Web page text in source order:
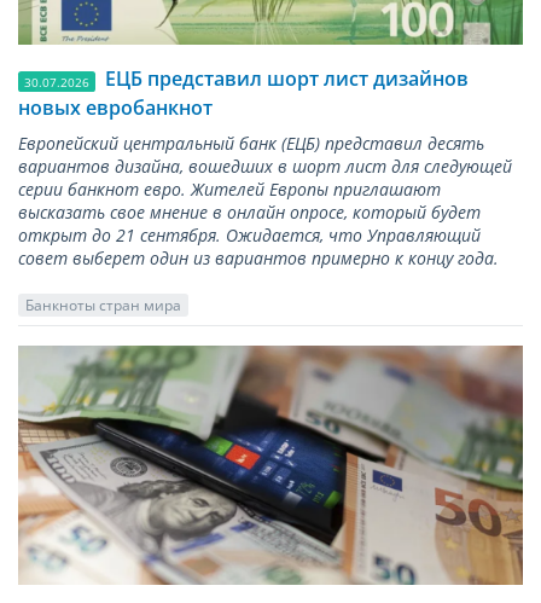
30.07.2026
ЕЦБ представил шорт лист дизайнов
новых евробанкнот
Европейский центральный банк (ЕЦБ) представил десять
вариантов дизайна, вошедших в шорт лист для следующей
серии банкнот евро. Жителей Европы приглашают
высказать свое мнение в онлайн опросе, который будет
открыт до 21 сентября. Ожидается, что Управляющий
совет выберет один из вариантов примерно к концу года.
Банкноты стран мира